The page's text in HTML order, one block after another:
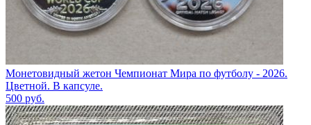
Монетовидный жетон Чемпионат Мира по футболу - 2026.
Цветной. В капсуле.
500 руб.